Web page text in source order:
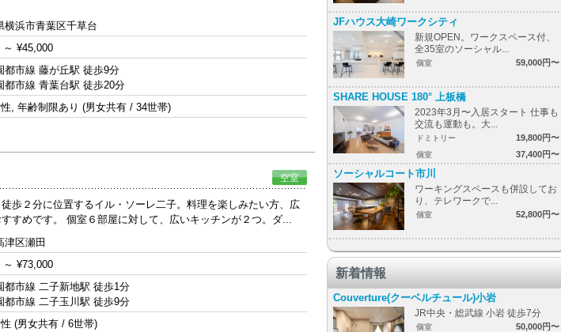
横浜市青葉区千草台
～ ¥45,000
都市線 藤が丘駅 徒歩9分
都市線 青葉台駅 徒歩20分
, 年齢制限あり (男女共有 / 34世帯)
空室
歩２分に位置するイル・ソーレ二子。料理を楽しみたい方、広
すめです。 個室６部屋に対して、広いキッチンが２つ。ダ...
津区瀬田
～ ¥73,000
都市線 二子新地駅 徒歩1分
都市線 二子玉川駅 徒歩9分
(男女共有 / 6世帯)
JFハウス大崎ワークシティ
新規OPEN。ワークスペース付、
全35室のソーシャル...
個室 59,000円〜
SHARE HOUSE 180° 上板橋
2023年3月〜入居スタート 仕事も
交流も運動も。大...
ドミトリー 19,800円〜
個室 37,400円〜
ソーシャルコート市川
ワーキングスペースも併設してお
り、テレワークで...
個室 52,800円〜
新着情報
Couverture(クーベルチュール)小岩
JR中央・総武線 小岩 徒歩7分
個室 50,000円〜